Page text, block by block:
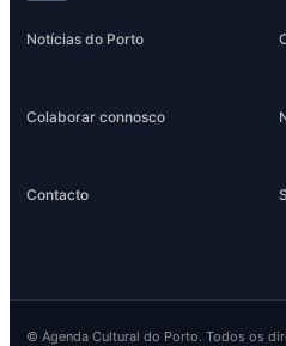
Notícias do Porto
Colaborar connosco
Contacto
© Agenda Cultural do Porto. Todos os